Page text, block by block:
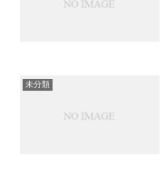
未分類